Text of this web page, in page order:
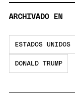
ARCHIVADO EN
ESTADOS UNIDOS
DONALD TRUMP